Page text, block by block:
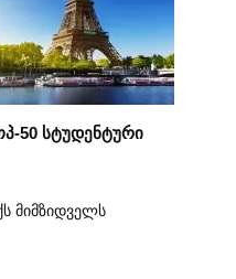
50 სტუდენტური
მიმზიდველს